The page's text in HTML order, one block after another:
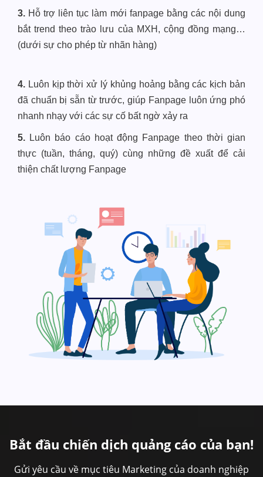
3. Hỗ trợ liên tục làm mới fanpage bằng các nội dung
bắt trend theo trào lưu của MXH, cộng đồng mạng…
(dưới sự cho phép từ nhãn hàng)
4. Luôn kịp thời xử lý khủng hoảng bằng các kịch bản
đã chuẩn bị sẵn từ trước, giúp Fanpage luôn ứng phó
nhanh nhạy với các sự cố bất ngờ xảy ra
5. Luôn báo cáo hoạt động Fanpage theo thời gian
thực (tuần, tháng, quý) cùng những đề xuất để cải
thiện chất lượng Fanpage
Bắt đầu chiến dịch quảng cáo của bạn!
Gửi yêu cầu về mục tiêu Marketing của doanh nghiệp